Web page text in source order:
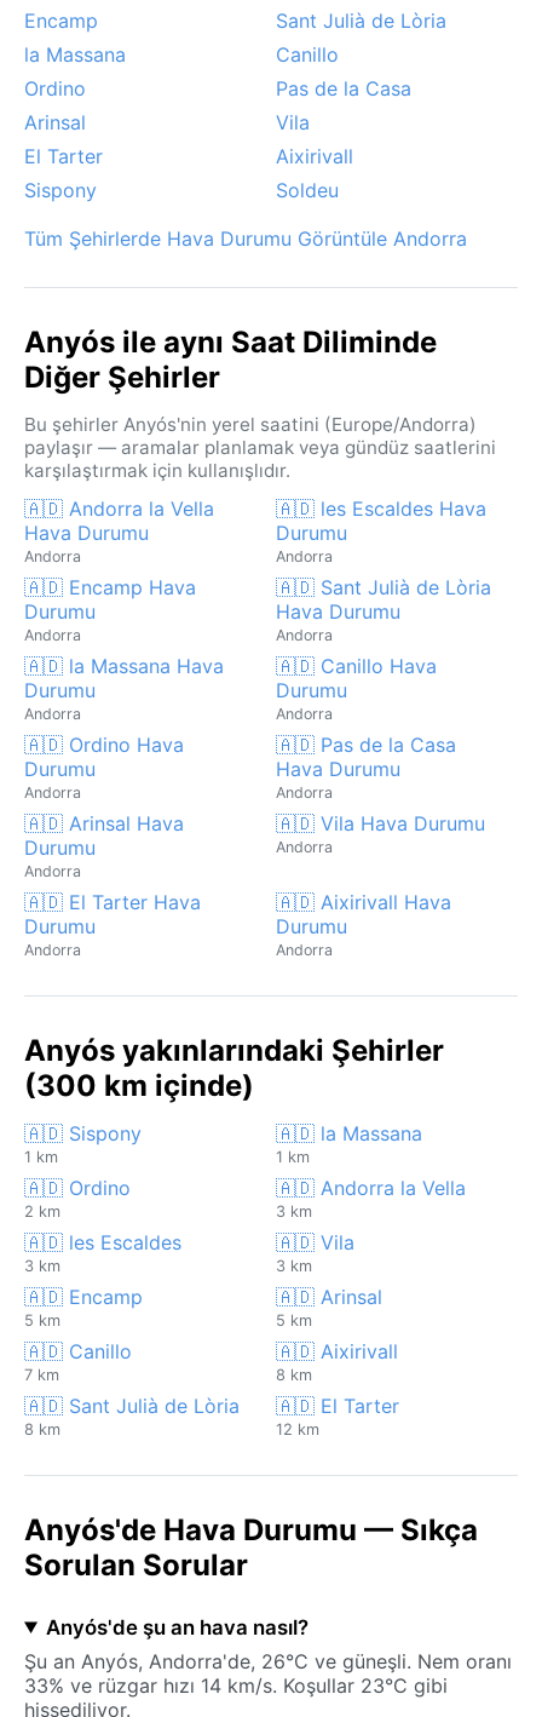
Encamp
Sant Julià de Lòria
la Massana
Canillo
Ordino
Pas de la Casa
Arinsal
Vila
El Tarter
Aixirivall
Sispony
Soldeu
Tüm Şehirlerde Hava Durumu Görüntüle Andorra
Anyós ile aynı Saat Diliminde
Diğer Şehirler
Bu şehirler Anyós'nin yerel saatini (Europe/Andorra)
paylaşır — aramalar planlamak veya gündüz saatlerini
karşılaştırmak için kullanışlıdır.
🇦🇩 Andorra la Vella
Hava Durumu
Andorra
🇦🇩 les Escaldes Hava
Durumu
Andorra
🇦🇩 Encamp Hava
Durumu
Andorra
🇦🇩 Sant Julià de Lòria
Hava Durumu
Andorra
🇦🇩 la Massana Hava
Durumu
Andorra
🇦🇩 Canillo Hava
Durumu
Andorra
🇦🇩 Ordino Hava
Durumu
Andorra
🇦🇩 Pas de la Casa
Hava Durumu
Andorra
🇦🇩 Arinsal Hava
Durumu
Andorra
🇦🇩 Vila Hava Durumu
Andorra
🇦🇩 El Tarter Hava
Durumu
Andorra
🇦🇩 Aixirivall Hava
Durumu
Andorra
Anyós yakınlarındaki Şehirler
(300 km içinde)
🇦🇩 Sispony
1 km
🇦🇩 la Massana
1 km
🇦🇩 Ordino
2 km
🇦🇩 Andorra la Vella
3 km
🇦🇩 les Escaldes
3 km
🇦🇩 Vila
3 km
🇦🇩 Encamp
5 km
🇦🇩 Arinsal
5 km
🇦🇩 Canillo
7 km
🇦🇩 Aixirivall
8 km
🇦🇩 Sant Julià de Lòria
8 km
🇦🇩 El Tarter
12 km
Anyós'de Hava Durumu — Sıkça
Sorulan Sorular
Anyós'de şu an hava nasıl?
Şu an Anyós, Andorra'de, 26°C ve güneşli. Nem oranı
33% ve rüzgar hızı 14 km/s. Koşullar 23°C gibi
hissediliyor.